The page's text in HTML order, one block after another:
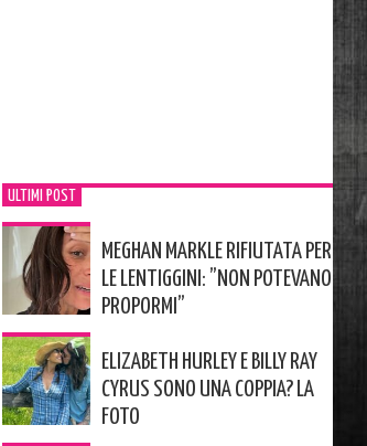
ULTIMI POST
MEGHAN MARKLE RIFIUTATA PER
LE LENTIGGINI: ”NON POTEVANO
PROPORMI”
ELIZABETH HURLEY E BILLY RAY
CYRUS SONO UNA COPPIA? LA
FOTO